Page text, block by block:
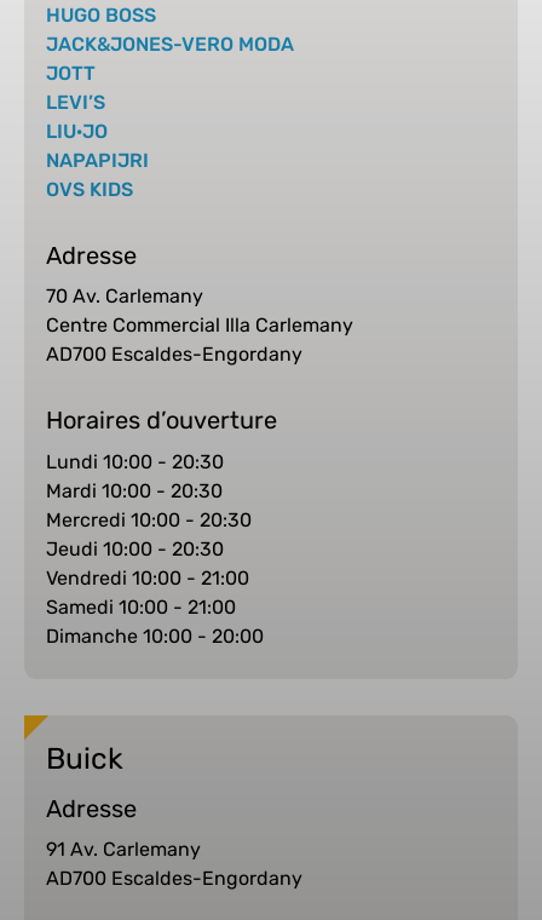
HUGO BOSS
JACK&JONES-VERO MODA
JOTT
LEVI’S
LIU·JO
NAPAPIJRI
OVS KIDS
Adresse
70 Av. Carlemany
Centre Commercial Illa Carlemany
AD700 Escaldes-Engordany
Horaires d’ouverture
Lundi 10:00 - 20:30
Mardi 10:00 - 20:30
Mercredi 10:00 - 20:30
Jeudi 10:00 - 20:30
Vendredi 10:00 - 21:00
Samedi 10:00 - 21:00
Dimanche 10:00 - 20:00
Buick
Adresse
91 Av. Carlemany
AD700 Escaldes-Engordany